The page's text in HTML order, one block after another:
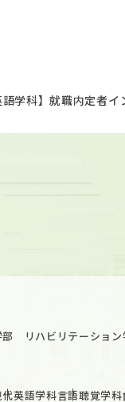
語学科】就職内定者イ
部 リハビリテーション
代英語学科言語聴覚学科